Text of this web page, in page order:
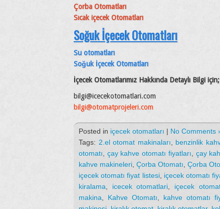
Çorba Otomatları
Sıcak içecek Otomatları
Soğuk İçecek Otomatları
Su otomatları
Soğuk İçecek Otomatları
İçecek Otomatlarımız Hakkında Detaylı Bilgi için;
bilgi@icecekotomatlari.com
bilgi@otomatprojeleri.com
Posted in içecek otomatları | No Comments
Tags: 2.el otomat makinaları benzinlik
otomatı
çay kahve otomatı fiyatları çay
kahve makineleri ,Çorba Otomatı ,Çorba
içecek otomatı fiyat listesi, içecek otomatı
kiralama
icecek otomatlari içecek
makina
Kahve Otomatı kahve otomatı